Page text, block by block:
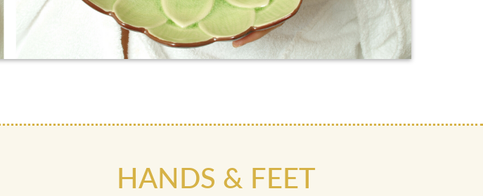
HANDS & FEET